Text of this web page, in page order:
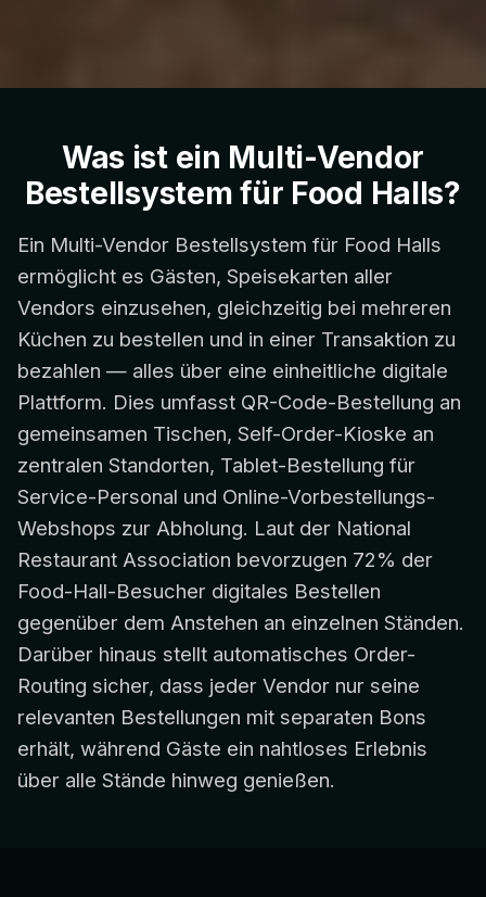
Was ist ein Multi-Vendor
Bestellsystem für Food Halls?
Ein Multi-Vendor Bestellsystem für Food Halls
ermöglicht es Gästen, Speisekarten aller
Vendors einzusehen, gleichzeitig bei mehreren
Küchen zu bestellen und in einer Transaktion zu
bezahlen — alles über eine einheitliche digitale
Plattform. Dies umfasst QR-Code-Bestellung an
gemeinsamen Tischen, Self-Order-Kioske an
zentralen Standorten, Tablet-Bestellung für
Service-Personal und Online-Vorbestellungs-
Webshops zur Abholung. Laut der National
Restaurant Association bevorzugen 72% der
Food-Hall-Besucher digitales Bestellen
gegenüber dem Anstehen an einzelnen Ständen.
Darüber hinaus stellt automatisches Order-
Routing sicher, dass jeder Vendor nur seine
relevanten Bestellungen mit separaten Bons
erhält, während Gäste ein nahtloses Erlebnis
über alle Stände hinweg genießen.